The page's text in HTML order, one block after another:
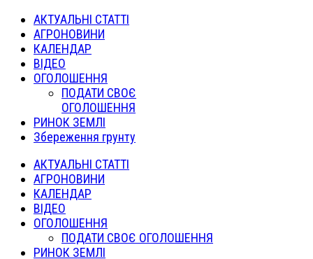
АКТУАЛЬНІ СТАТТІ
АГРОНОВИНИ
КАЛЕНДАР
ВІДЕО
ОГОЛОШЕННЯ
ПОДАТИ СВОЄ
ОГОЛОШЕННЯ
РИНОК ЗЕМЛІ
Збереження грунту
АКТУАЛЬНІ СТАТТІ
АГРОНОВИНИ
КАЛЕНДАР
ВІДЕО
ОГОЛОШЕННЯ
ПОДАТИ СВОЄ ОГОЛОШЕННЯ
РИНОК ЗЕМЛІ